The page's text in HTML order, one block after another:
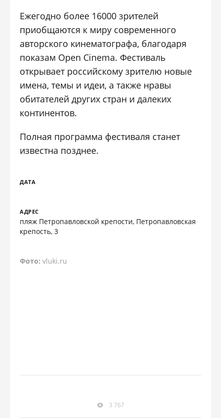
Ежегодно более 16000 зрителей
приобщаются к миру современного
авторского кинематографа, благодаря
показам Open Cinema. Фестиваль
открывает российскому зрителю новые
имена, темы и идеи, а также нравы
обитателей других стран и далеких
континентов.
Полная программа фестиваля станет
известна позднее.
ДАТА
АДРЕС
пляж Петропавловской крепости, Петропавловская
крепость, 3
Фото:vluki.ru
3 767